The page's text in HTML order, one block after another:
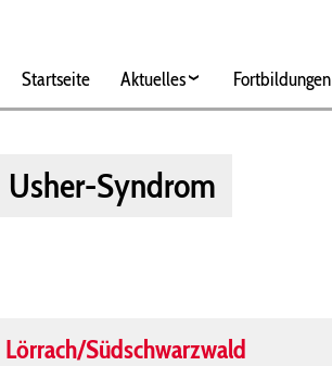
Startseite Aktuelles Fortbildungen
Usher-Syndrom
Südschwarzwald